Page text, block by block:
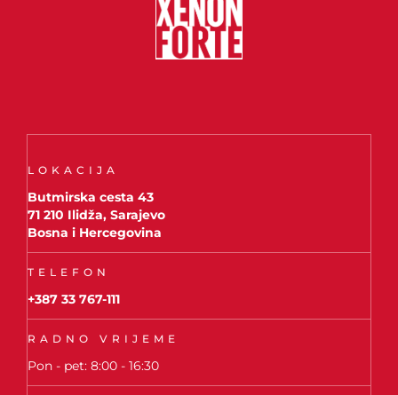
LOKACIJA
Butmirska cesta 43
71 210 Ilidža, Sarajevo
Bosna i Hercegovina
TELEFON
+387 33 767-111
RADNO VRIJEME
Pon - pet: 8:00 - 16:30